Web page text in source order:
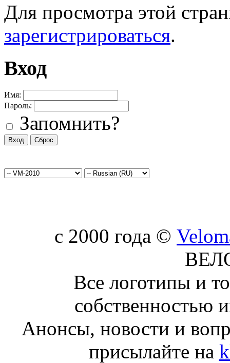
Для просмотра этой
зарегистрироваться.
Вход
Имя:
Пароль:
Запомнить?
c 2000 года ©
Все логотипы и
собственностью
Анонсы, новости и
присылайте на